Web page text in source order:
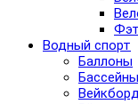
Водный спорт
Баллоны
Бассейны